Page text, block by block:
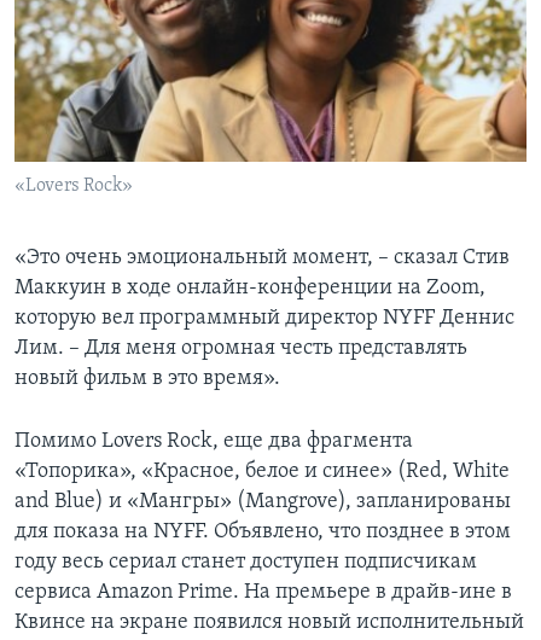
«Lovers Rock»
«Это очень эмоциональный момент, – сказал Стив
Маккуин в ходе онлайн-конференции на Zoom,
которую вел программный директор NYFF Деннис
Лим. – Для меня огромная честь представлять
новый фильм в это время».
Помимо Lovers Rock, еще два фрагмента
«Топорика», «Красное, белое и синее» (Red, White
and Blue) и «Мангры» (Mangrove), запланированы
для показа на NYFF. Объявлено, что позднее в этом
году весь сериал станет доступен подписчикам
сервиса Amazon Prime. На премьере в драйв-ине в
Квинсе на экране появился новый исполнительный